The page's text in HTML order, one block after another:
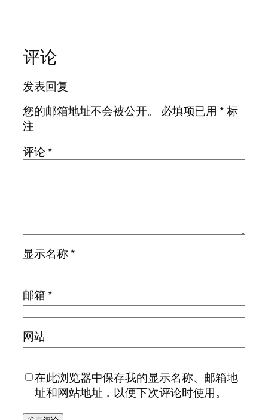
评论
发表回复
您的邮箱地址不会被公开。
必填项已用*标
注
评论*
显示名称*
邮箱*
网站
在此浏览器中保存我的显示名称、邮箱地
址和网站地址，以便下次评论时使用。